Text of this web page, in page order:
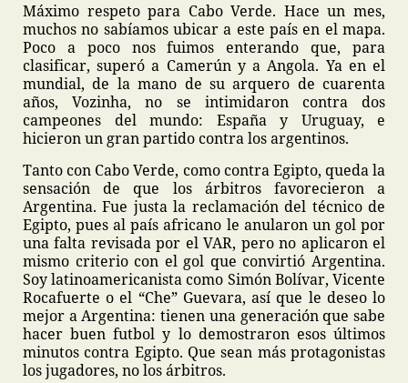
Máximo respeto para Cabo Verde. Hace un mes,
muchos no sabíamos ubicar a este país en el mapa.
Poco a poco nos fuimos enterando que, para
clasificar, superó a Camerún y a Angola. Ya en el
mundial, de la mano de su arquero de cuarenta
años, Vozinha, no se intimidaron contra dos
campeones del mundo: España y Uruguay, e
hicieron un gran partido contra los argentinos.
Tanto con Cabo Verde, como contra Egipto, queda la
sensación de que los árbitros favorecieron a
Argentina. Fue justa la reclamación del técnico de
Egipto, pues al país africano le anularon un gol por
una falta revisada por el VAR, pero no aplicaron el
mismo criterio con el gol que convirtió Argentina.
Soy latinoamericanista como Simón Bolívar, Vicente
Rocafuerte o el “Che” Guevara, así que le deseo lo
mejor a Argentina: tienen una generación que sabe
hacer buen futbol y lo demostraron esos últimos
minutos contra Egipto. Que sean más protagonistas
los jugadores, no los árbitros.